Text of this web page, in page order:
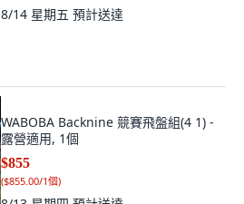
8/14 星期五 預計送達
WABOBA Backnine 競賽飛盤組(4 1) -
露營適用, 1個
$855
($855.00/1個)